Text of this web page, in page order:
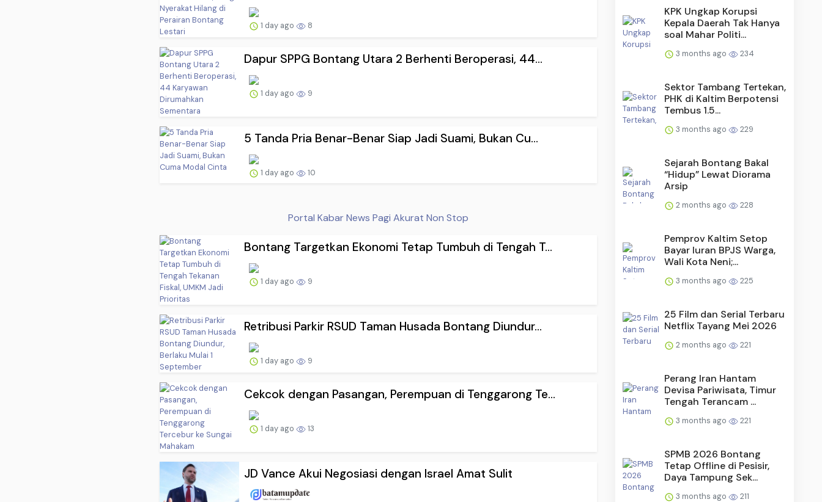
1 day ago 8
Dapur SPPG Bontang Utara 2 Berhenti Beroperasi, 44...
1 day ago 9
5 Tanda Pria Benar-Benar Siap Jadi Suami, Bukan Cu...
1 day ago 10
Portal Kabar News Pagi Akurat Non Stop
Bontang Targetkan Ekonomi Tetap Tumbuh di Tengah T...
1 day ago 9
Retribusi Parkir RSUD Taman Husada Bontang Diundur...
1 day ago 9
Cekcok dengan Pasangan, Perempuan di Tenggarong Te...
1 day ago 13
JD Vance Akui Negosiasi dengan Israel Amat Sulit
KPK Ungkap Korupsi
Kepala Daerah Tak Hanya
soal Mahar Politi...
3 months ago 234
Sektor Tambang Tertekan,
PHK di Kaltim Berpotensi
Tembus 1.5...
3 months ago 229
Sejarah Bontang Bakal
“Hidup” Lewat Diorama
Arsip
2 months ago 228
Pemprov Kaltim Setop
Bayar Iuran BPJS Warga,
Wali Kota Neni;...
3 months ago 225
25 Film dan Serial Terbaru
Netflix Tayang Mei 2026
2 months ago 221
Perang Iran Hantam
Devisa Pariwisata, Timur
Tengah Terancam ...
3 months ago 221
SPMB 2026 Bontang
Tetap Offline di Pesisir,
Daya Tampung Sek...
3 months ago 211